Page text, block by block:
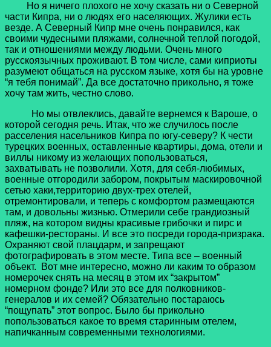
Но я ничего плохого не хочу сказать ни о Северной
части Кипра, ни о людях его населяющих. Жулики есть
везде. А Северный Кипр мне очень понравился, как
своими чудесными пляжами, солнечной теплой погодой,
так и отношениями между людьми. Очень много
русскоязычных проживают. В том числе, сами киприоты
разумеют общаться на русском языке, хотя бы на уровне
“я тебя понимай”. Да все достаточно прикольно, я тоже
хочу там жить, честно слово.
Но мы отвлеклись, давайте вернемся к Вароше, о
которой сегодня речь. Итак, что же случилось после
расселения насельников Кипра по югу-северу? К чести
турецких военных, оставленные квартиры, дома, отели и
виллы никому из желающих попользоваться,
захватывать не позволили. Хотя, для себя-любимых,
военные отгородили забором, покрытым маскировочной
сетью хаки,территорию двух-трех отелей,
отремонтировали, и теперь с комфортом размещаются
там, и довольны жизнью. Отмерили себе грандиозный
пляж, на котором видны красивые грибочки и пирс и
кафешки-рестораны. И все это посреди города-призрака.
Охраняют свой плацдарм, и запрещают
фотографировать в этом месте. Типа все – военный
объект.
Вот мне интересно, можно ли каким то образом
номерочек снять на месяц в этом их “закрытом”
номерном фонде? Или это все для полковников-
генералов и их семей? Обязательно постараюсь
“пощупать” этот вопрос. Было бы прикольно
попользоваться какое то время старинным отелем,
напичканным современными технологиями.